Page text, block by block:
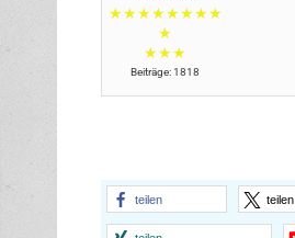
★★★★★★★★
★
★★★
Beiträge: 1818
teilen teilen